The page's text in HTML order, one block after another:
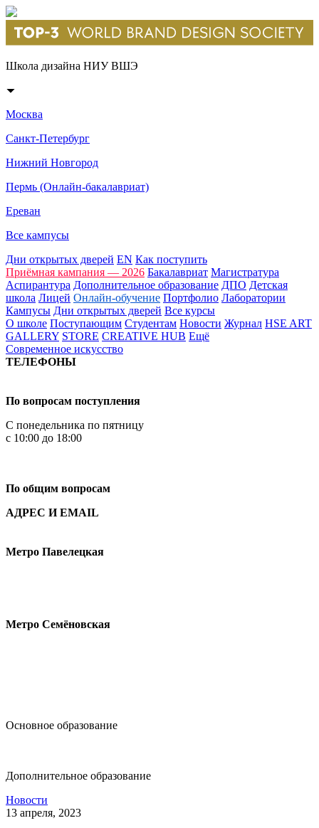
Школа дизайна НИУ ВШЭ
Москва
Санкт-Петербург
Нижний Новгород
Пермь (Онлайн-бакалавриат)
Ереван
Все кампусы
Дни открытых дверей EN Как поступить
Приёмная кампания — 2026 Бакалавриат Магистратура
Аспирантура Дополнительное образование ДПО Детская
школа Лицей Онлайн-обучение Портфолио Лаборатории
Кампусы Дни открытых дверей Все курсы
О школе Поступающим Студентам Новости Журнал HSE ART
GALLERY STORE CREATIVE HUB Ещё
Современное искусство
ТЕЛЕФОНЫ
По вопросам поступления
С понедельника по пятницу
с 10:00 до 18:00
По общим вопросам
АДРЕС И EMAIL
Метро Павелецкая
Метро Семёновская
Основное образование
Дополнительное образование
Новости
13 апреля, 2023